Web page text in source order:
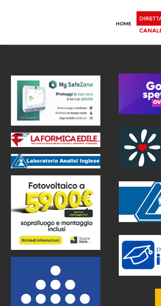
HOME